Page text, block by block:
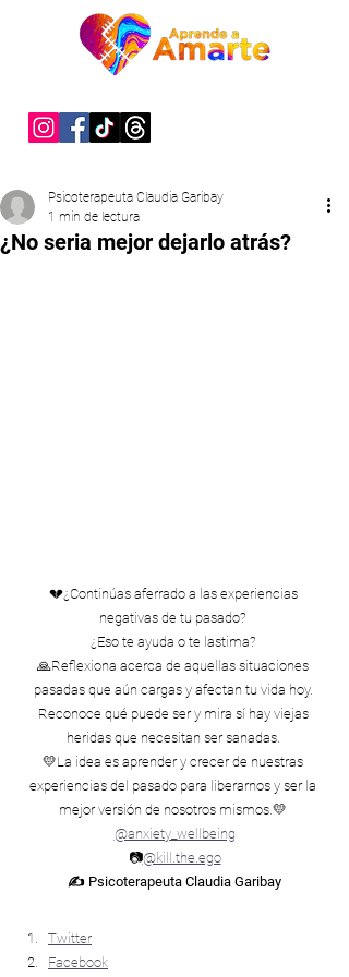
¿No seria mejor dejarlo atrás?
Psicoterapeuta Claudia Garibay
1 min de lectura
💔¿Continúas aferrado a las experiencias
negativas de tu pasado?
¿Eso te ayuda o te lastima?
🙏Reflexiona acerca de aquellas situaciones
pasadas que aún cargas y afectan tu vida hoy.
Reconoce qué puede ser y mira sí hay viejas
heridas que necesitan ser sanadas.
💛La idea es aprender y crecer de nuestras
experiencias del pasado para liberarnos y ser la
mejor versión de nosotros mismos.💛
@anxiety_wellbeing
📷@kill.the.ego
✍ Psicoterapeuta Claudia Garibay
Twitter
Facebook